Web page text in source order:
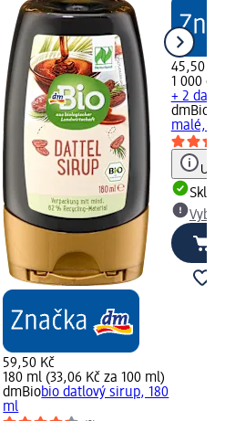
59,50 Kč
180 ml (33,06 Kč za 100 ml)
dmBiobio datlový sirup, 180
ml
45,50 Kč
1 000 g
+ 2
dmBio
malé, 1